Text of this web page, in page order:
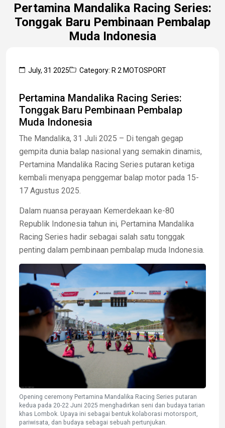
Pertamina Mandalika Racing Series:
Tonggak Baru Pembinaan Pembalap
Muda Indonesia
July, 31 2025 Category: R 2 MOTOSPORT
Pertamina Mandalika Racing Series:
Tonggak Baru Pembinaan Pembalap
Muda Indonesia
The Mandalika, 31 Juli 2025 – Di tengah gegap
gempita dunia balap nasional yang semakin dinamis,
Pertamina Mandalika Racing Series putaran ketiga
kembali menyapa penggemar balap motor pada 15-
17 Agustus 2025.
Dalam nuansa perayaan Kemerdekaan ke-80
Republik Indonesia tahun ini, Pertamina Mandalika
Racing Series hadir sebagai salah satu tonggak
penting dalam pembinaan pembalap muda Indonesia.
Opening ceremony Pertamina Mandalika Racing Series putaran
kedua pada 20-22 Juni 2025 menghadirkan seni dan budaya tarian
khas Lombok. Upaya ini sebagai bentuk kolaborasi motorsport,
pariwisata, dan budaya sebagai sebuah pertunjukan.